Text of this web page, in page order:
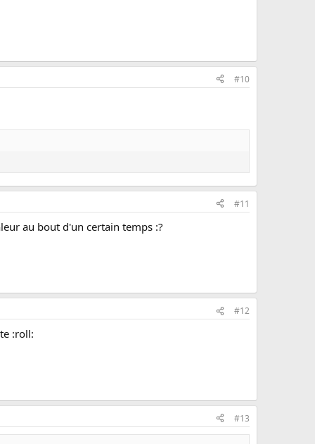
#10
#11
au bout d'un certain temps :?
#12
:roll:
#13